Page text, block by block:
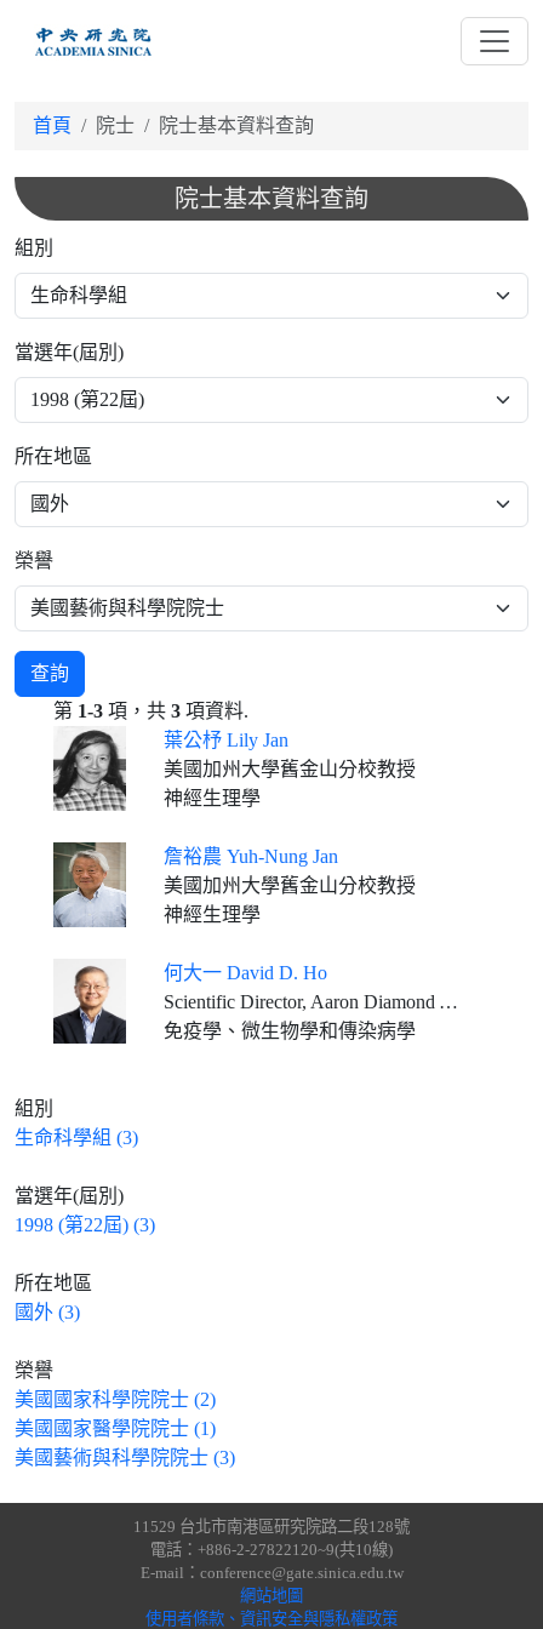
首頁 院士 院士基本資料查詢
院士基本資料查詢
組別
當選年(屆別)
所在地區
榮譽
查詢
第 1-3 項，共 3 項資料.
葉公杼 Lily Jan
美國加州大學舊金山分校教授
神經生理學
詹裕農 Yuh-Nung Jan
美國加州大學舊金山分校教授
神經生理學
何大一 David D. Ho
Scientific Director, Aaron Diamond AIDS Research Center Clyde and Helen Wu Professor of Medicine, Columbia University Vagelos College of Physicians and Surgeons
免疫學、微生物學和傳染病學
組別
生命科學組 (3)
當選年(屆別)
1998 (第22屆) (3)
所在地區
國外 (3)
榮譽
美國國家科學院院士 (2)
美國國家醫學院院士 (1)
美國藝術與科學院院士 (3)
11529 台北市南港區研究院路二段128號
電話：+886-2-27822120~9(共10線)
E-mail：conference@gate.sinica.edu.tw
網站地圖
使用者條款、資訊安全與隱私權政策